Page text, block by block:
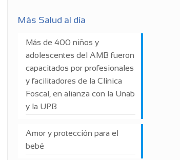
Más Salud al día
Más de 400 niños y
adolescentes del AMB fueron
capacitados por profesionales
y facilitadores de la Clínica
Foscal, en alianza con la Unab
y la UPB
Amor y protección para el
bebé